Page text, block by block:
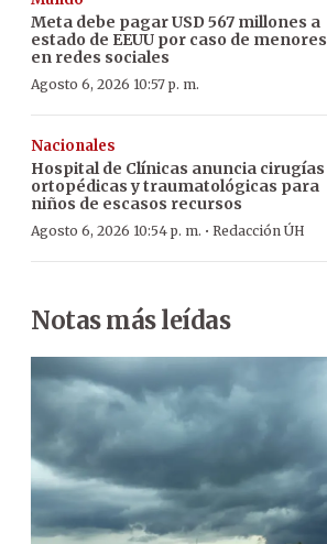
Meta debe pagar USD 567 millones a
estado de EEUU por caso de menores
en redes sociales
Agosto 6, 2026 10:57 p. m.
Nacionales
Hospital de Clínicas anuncia cirugías
ortopédicas y traumatológicas para
niños de escasos recursos
Agosto 6, 2026 10:54 p. m. · Redacción ÚH
Notas más leídas